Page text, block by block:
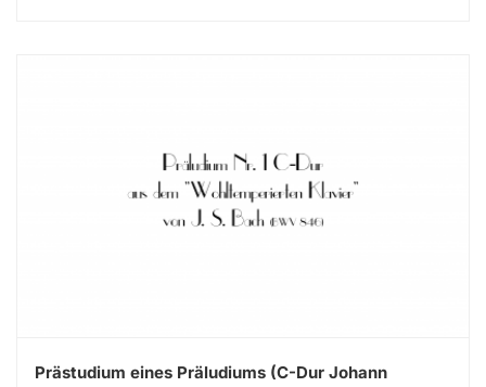
Prästudium eines Präludiums (C-Dur Johann